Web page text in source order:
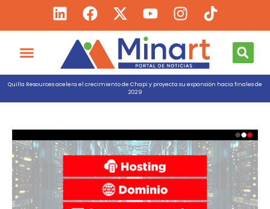
Quilla Resources acelera el crecimiento de Chapi y proyecta su expansión hacia finales de
2029